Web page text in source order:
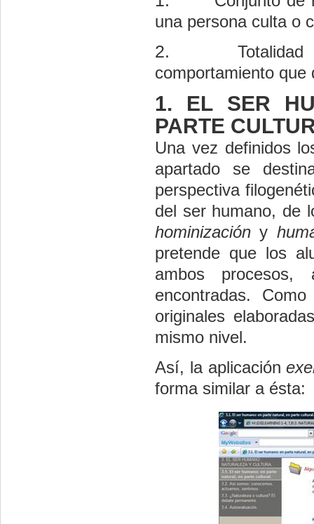
una persona culta o
2.
comportamiento que
1. EL SER
PARTE
Una vez definidos
apartado se
perspectiva
del ser humano, de
hominizacióny
pretende que los
ambos procesos,
encontradas.
originales
mismo nivel.
Así, la aplicación
forma similar a ésta: